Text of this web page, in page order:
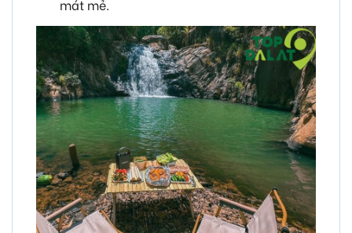
mát mẻ.